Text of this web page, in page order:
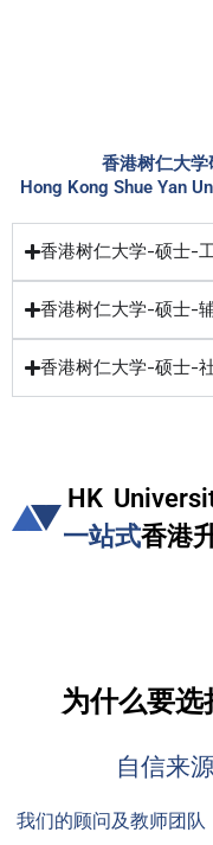
香港树仁大
Hong Kong Shue Yan
香港树仁大学-硕士-
香港树仁大学-硕士-
香港树仁大学-硕士-
HK
一站式香港
为什么要选
自信来
我们的顾问及教师团